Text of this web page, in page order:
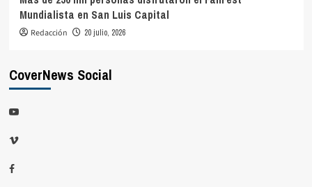
Mundialista en San Luis Capital
Redacción 20 julio, 2026
CoverNews Social